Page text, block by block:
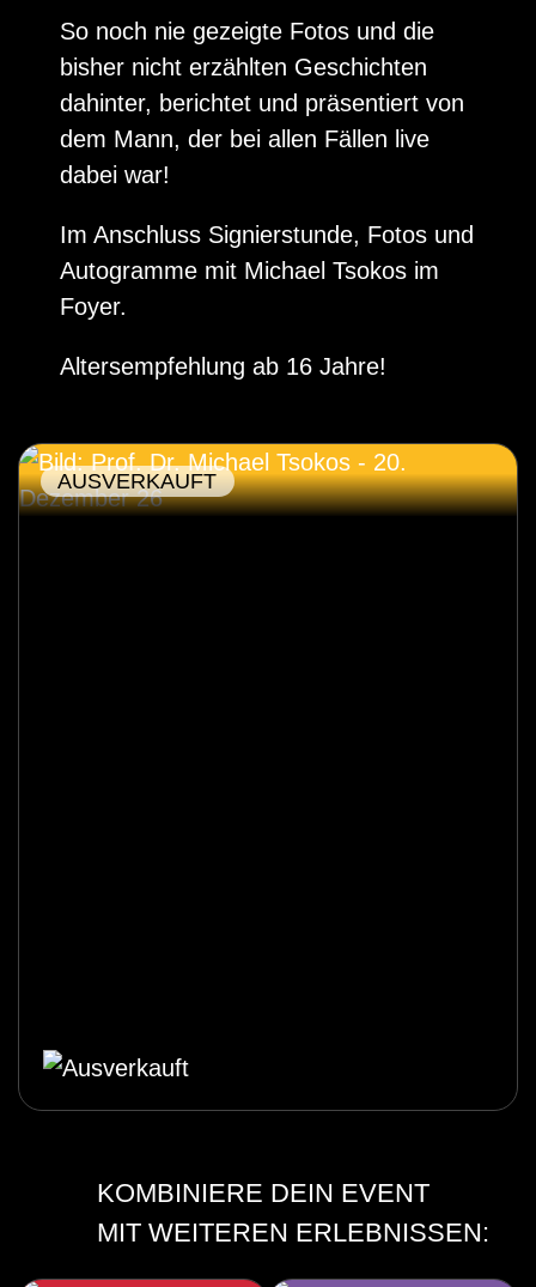
So noch nie gezeigte Fotos und die
bisher nicht erzählten Geschichten
dahinter, berichtet und präsentiert von
dem Mann, der bei allen Fällen live
dabei war!
Im Anschluss Signierstunde, Fotos und
Autogramme mit Michael Tsokos im
Foyer.
Altersempfehlung ab 16 Jahre!
AUSVERKAUFT
KOMBINIERE DEIN EVENT
MIT WEITEREN ERLEBNISSEN: